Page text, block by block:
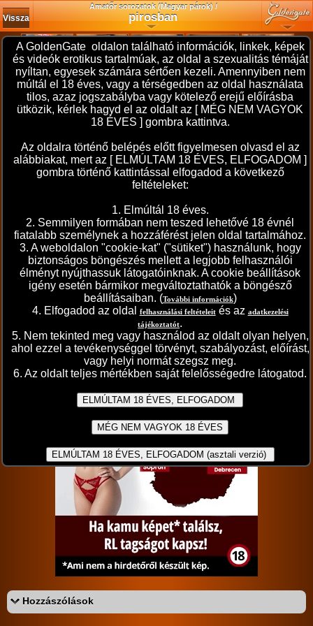
Amatőr sorozatok (Magyar párok) /
pirosban
Vissza
A GoldenGate oldalon található információk, linkek, képek
és videók erotikus tartalmúak, az oldal a szexualitás témáját
nyíltan, egyesek számára sértően kezeli. Amennyiben nem
múltál el 18 éves, vagy a térségedben az oldal használata
tilos, azaz jogszabályba vagy kötelező erejű előírásba
ütközik, kérlek hagyd el az oldalt az [ MÉG NEM VAGYOK
18 ÉVES ] gombra kattintva.
Az oldalra történő belépés előtt figyelmesen olvasd el az
alábbiakat, mert az [ ELMÚLTAM 18 ÉVES, ELFOGADOM ]
gombra történő kattintással elfogadod a következő
feltételeket:
1. Elmúltál 18 éves.
2. Semmilyen formában nem teszed lehetővé 18 évnél
fiatalabb személynek a hozzáférést jelen oldal tartalmához.
3. A weboldalon "cookie-kat" ("sütiket") használunk, hogy
biztonságos böngészés mellett a legjobb felhasználói
élményt nyújthassuk látogatóinknak. A cookie beállítások
igény esetén bármikor megváltoztathatók a böngésző
beállításaiban. (További információk)
4. Elfogadod az oldal
felhasználási feltételeités az adatkezelési
tájékoztatót.
5. Nem tekinted meg vagy használod az oldalt olyan helyen,
ahol ezzel a tevékenységgel törvényt, szabályozást, előírást,
vagy helyi normát szegsz meg.
6. Az oldalt teljes mértékben saját felelősségedre látogatod.
A sorozat adatai
2026. július 07. 06:14
kétférfiegyfeleség
A sorozat kategóriái:
magyar párok párok hardcore
Értékeld a sorozatot:
4.54/5 (306db)
Hozzászólások
Az eddigi hozzászólások: